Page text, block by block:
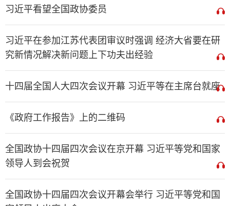
习近平看望全国政协委员
习近平在参加江苏代表团审议时强调 经济大省要在研
究新情况解决新问题上下功夫出经验
十四届全国人大四次会议开幕 习近平等在主席台就座
《政府工作报告》上的二维码
全国政协十四届四次会议在京开幕 习近平等党和国家
领导人到会祝贺
全国政协十四届四次会议开幕会举行 习近平等党和国